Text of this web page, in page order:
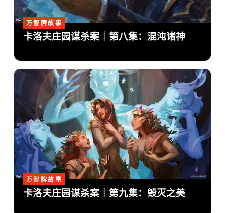
万智牌故事
卡洛夫庄园谋杀案｜第八集：混沌诸神
万智牌故事
卡洛夫庄园谋杀案｜第九集：毁灭之美